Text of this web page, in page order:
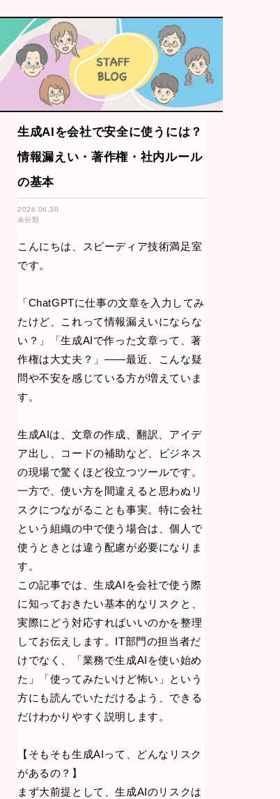
生成AIを会社で安全に使うには？
情報漏えい・著作権・社内ルール
の基本
2026.06.30
未分類
こんにちは、スピーディア技術満足室
です。
「ChatGPTに仕事の文章を入力してみ
たけど、これって情報漏えいにならな
い？」「生成AIで作った文章って、著
作権は大丈夫？」——最近、こんな疑
問や不安を感じている方が増えていま
す。
生成AIは、文章の作成、翻訳、アイデ
ア出し、コードの補助など、ビジネス
の現場で驚くほど役立つツールです。
一方で、使い方を間違えると思わぬリ
スクにつながることも事実。特に会社
という組織の中で使う場合は、個人で
使うときとは違う配慮が必要になりま
す。
この記事では、生成AIを会社で使う際
に知っておきたい基本的なリスクと、
実際にどう対応すればいいのかを整理
してお伝えします。IT部門の担当者だ
けでなく、「業務で生成AIを使い始め
た」「使ってみたいけど怖い」という
方にも読んでいただけるよう、できる
だけわかりやすく説明します。
【そもそも生成AIって、どんなリスク
があるの？】
まず大前提として、生成AIのリスクは